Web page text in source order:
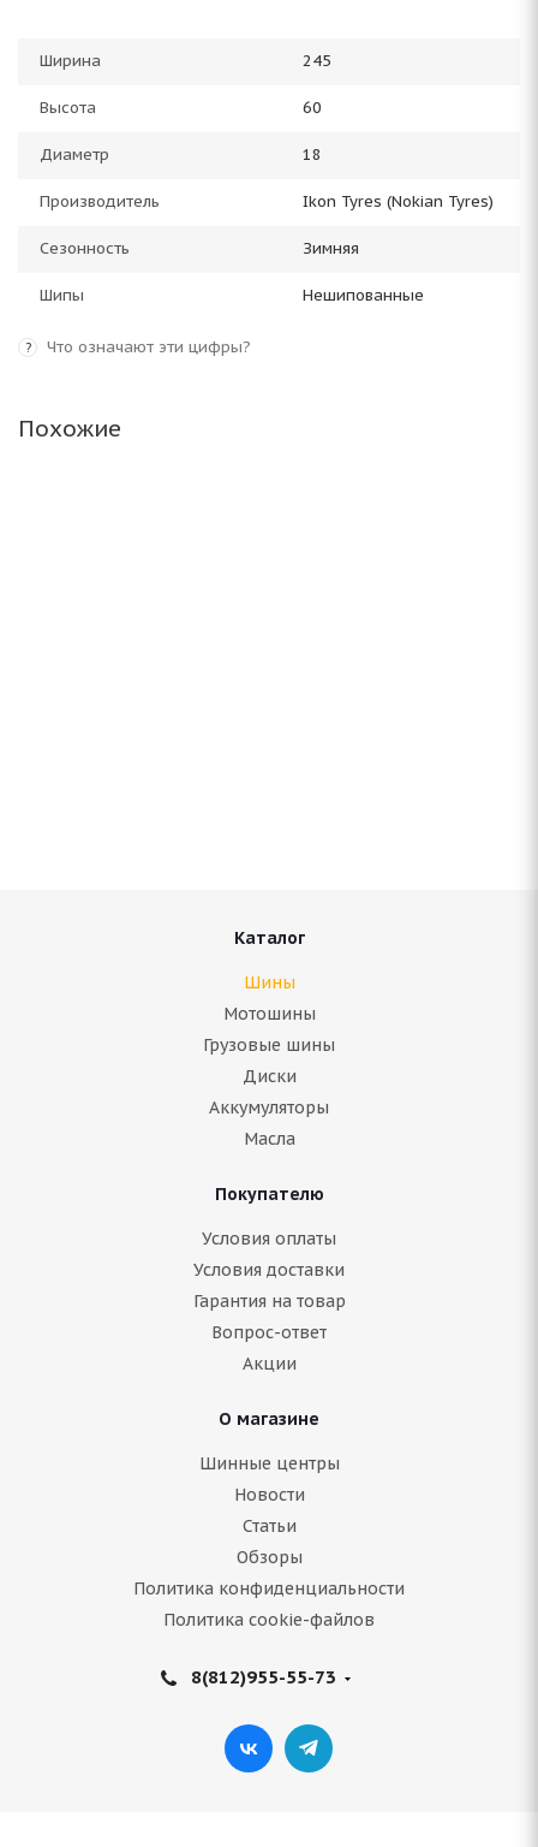
Ширина 245
Высота 60
Диаметр 18
Производитель Ikon Tyres (Nokian Tyres)
Сезонность Зимняя
Шипы Нешипованные
? Что означают эти цифры?
Похожие
ARIVO Winmaster ARW 2 245/60 R18 105H
В наличии (менее 4 шт.)
Каталог
Шины
Мотошины
Грузовые шины
Диски
Аккумуляторы
Масла
Покупателю
Условия оплаты
Условия доставки
Гарантия на товар
Вопрос-ответ
Акции
О магазине
Шинные центры
Новости
Статьи
Обзоры
Политика конфиденциальности
Политика cookie-файлов
8(812)955-55-73